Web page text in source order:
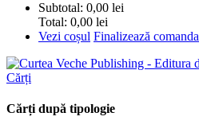
Subtotal: 0,00 lei
Total: 0,00 lei
Vezi coșul Finalizează comanda
Cărți
Cărți după tipologie